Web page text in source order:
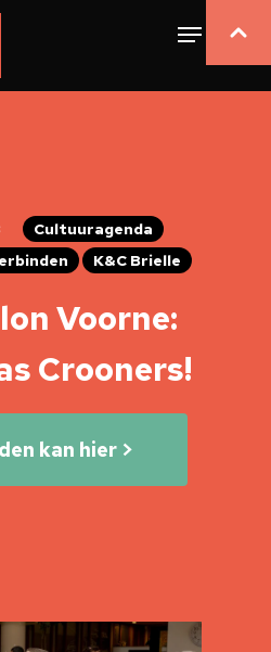
Cultuuragenda
K&C Brielle
Voorne:
Crooners!
kan hier >